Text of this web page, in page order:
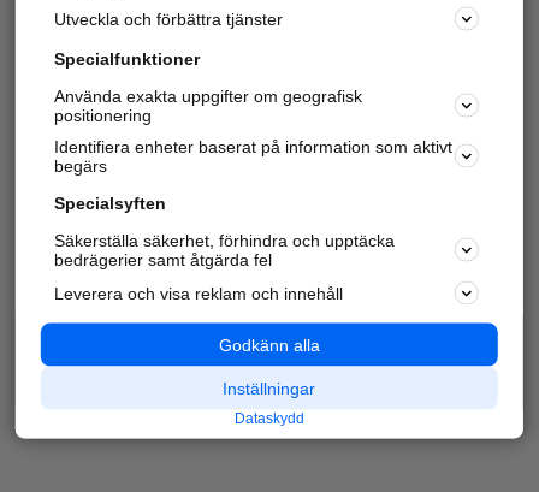
Utveckla och förbättra tjänster
Specialfunktioner
Använda exakta uppgifter om geografisk
positionering
Identifiera enheter baserat på information som aktivt
begärs
Specialsyften
Säkerställa säkerhet, förhindra och upptäcka
bedrägerier samt åtgärda fel
Leverera och visa reklam och innehåll
Godkänn alla
Inställningar
Dataskydd